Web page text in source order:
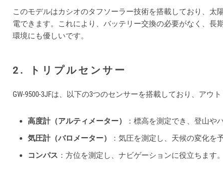
このモデルはカシオのタフソーラー技術を搭載しており、太
電できます。これにより、バッテリー交換の必要がなく、長
環境にも優しいです。
2. トリプルセンサー
GW-9500-3JFは、以下の3つのセンサーを搭載しており、アウ
高度計（アルティメーター）
：標高を測定でき、登山や
気圧計（バロメーター）
：気圧を測定し、天候の変化を
コンパス ：方位を測定し、ナビゲーションに役立ちます。